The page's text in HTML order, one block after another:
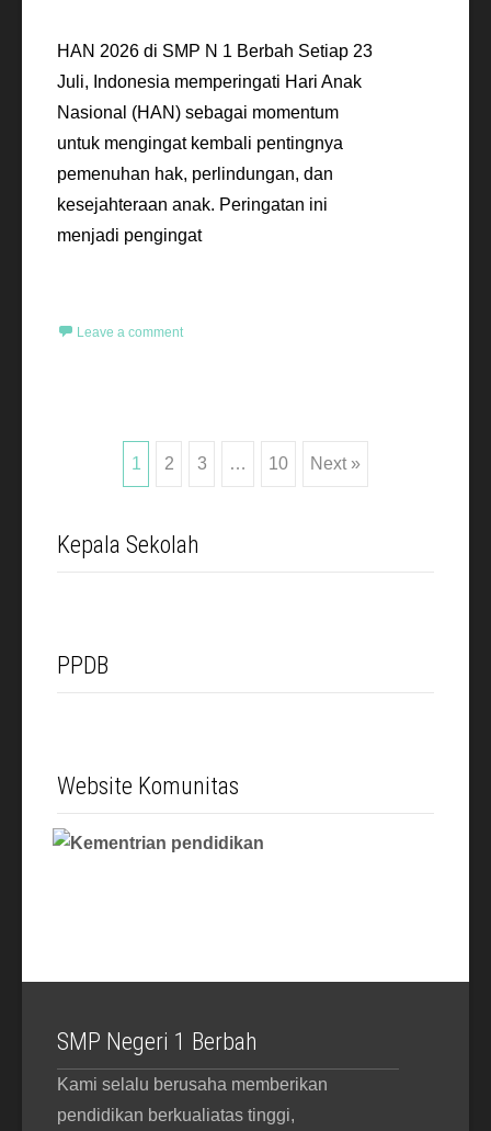
HAN 2026 di SMP N 1 Berbah Setiap 23
Juli, Indonesia memperingati Hari Anak
Nasional (HAN) sebagai momentum
untuk mengingat kembali pentingnya
pemenuhan hak, perlindungan, dan
kesejahteraan anak. Peringatan ini
menjadi pengingat
Leave a comment
Posts
navigation
1 2 3 … 10 Next »
Kepala Sekolah
PPDB
Website Komunitas
SMP Negeri 1 Berbah
Kami selalu berusaha memberikan
pendidikan berkualiatas tinggi,